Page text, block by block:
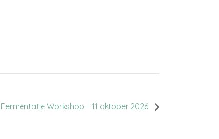
Fermentatie Workshop – 11 oktober 2026